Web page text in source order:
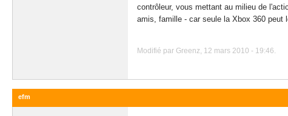
contrôleur, vous mettant au milieu de
amis, famille - car seule la Xbox 360 peut
Modifié par Greenz, 12 mars 2010 - 19:46.
efm